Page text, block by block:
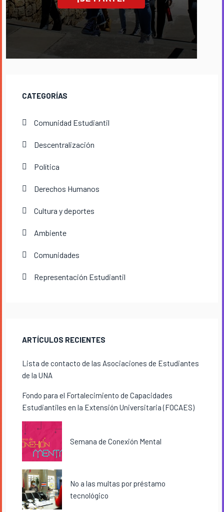
CATEGORÍAS
Comunidad Estudiantil
Descentralización
Política
Derechos Humanos
Cultura y deportes
Ambiente
Comunidades
Representación Estudiantil
ARTÍCULOS RECIENTES
Lista de contacto de las Asociaciones de Estudiantes
de la UNA
Fondo para el Fortalecimiento de Capacidades
Estudiantiles en la Extensión Universitaria (FOCAES)
Semana de Conexión Mental
No a las multas por préstamo
tecnológico